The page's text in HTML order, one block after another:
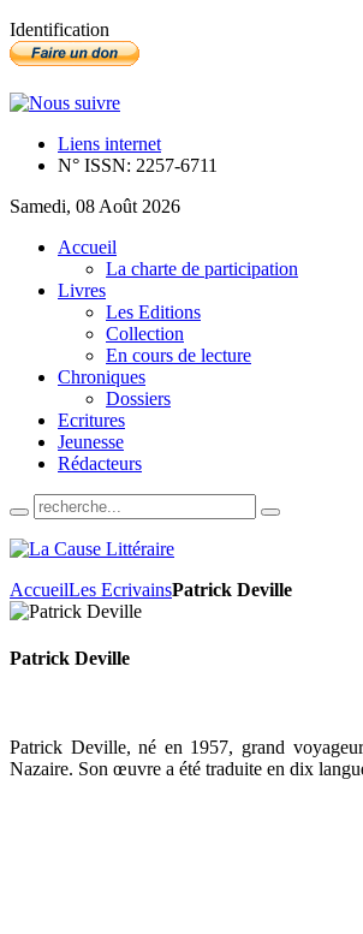
Identification
Liens internet
N° ISSN: 2257-6711
Samedi, 08 Août 2026
Accueil
La charte de participation
Livres
Les Editions
Collection
En cours de lecture
Chroniques
Dossiers
Ecritures
Jeunesse
Rédacteurs
AccueilLes EcrivainsPatrick Deville
Patrick Deville
Patrick Deville, né en 1957, grand
Nazaire. Son œuvre a été traduite en dix